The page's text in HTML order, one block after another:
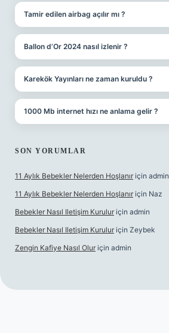
Tamir edilen airbag açılır mı ?
Ballon d’Or 2024 nasıl izlenir ?
Karekök Yayınları ne zaman kuruldu ?
1000 Mb internet hızı ne anlama gelir ?
SON YORUMLAR
11 Aylık Bebekler Nelerden Hoşlanır için admin
11 Aylık Bebekler Nelerden Hoşlanır için Naz
Bebekler Nasıl Iletişim Kurulur için admin
Bebekler Nasıl Iletişim Kurulur için Zeybek
Zengin Kafiye Nasıl Olur için admin